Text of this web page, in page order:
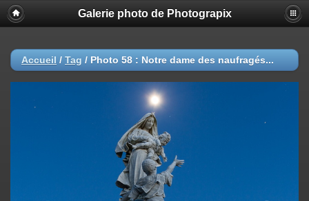
Galerie photo de Photograpix
Accueil / Tag / Photo 58 : Notre dame des naufragés...